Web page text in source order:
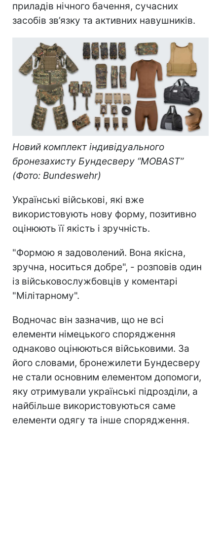
приладів нічного бачення, сучасних
засобів зв’язку та активних навушників.
Новий комплект індивідуального
бронезахисту Бундесверу “MOBAST”
(Фото: Bundeswehr)
Українські військові, які вже
використовують нову форму, позитивно
оцінюють її якість і зручність.
"Формою я задоволений. Вона якісна,
зручна, носиться добре", - розповів один
із військовослужбовців у коментарі
"Мілітарному".
Водночас він зазначив, що не всі
елементи німецького спорядження
однаково оцінюються військовими. За
його словами, бронежилети Бундесверу
не стали основним елементом допомоги,
яку отримували українські підрозділи, а
найбільше використовуються саме
елементи одягу та інше спорядження.